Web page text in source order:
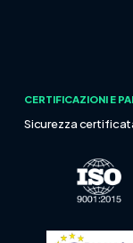
CERTIFICAZIONI E
Sicurezza